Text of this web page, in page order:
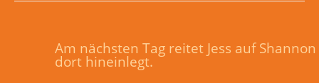
Am nächsten Tag reitet Jess auf
dort hineinlegt.